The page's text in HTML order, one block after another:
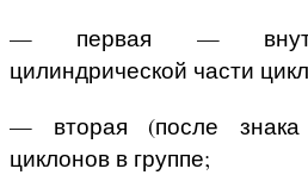
— первая —
цилиндрической части
— вторая (после
циклонов в группе;